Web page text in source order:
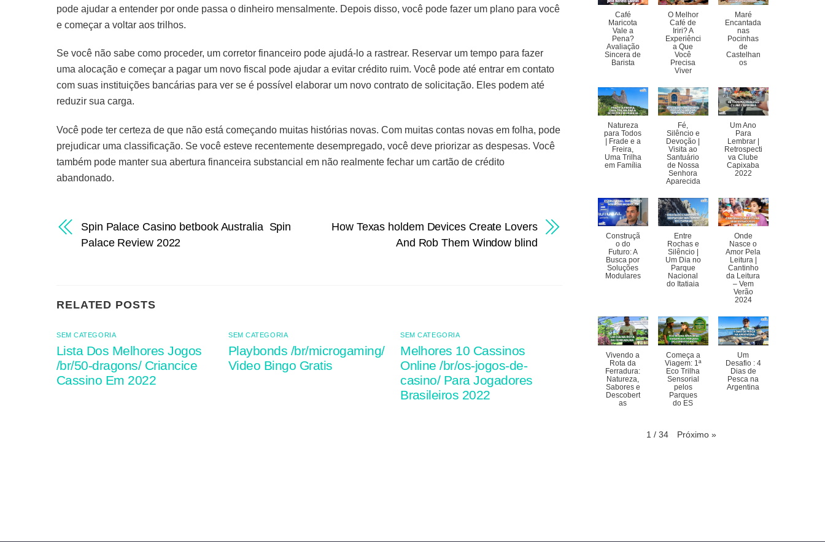
pode ajudar a entender por onde passa o dinheiro mensalmente. Depois disso, você pode fazer um plano para você
e começar a voltar aos trilhos.
Se você não sabe como proceder, um corretor financeiro pode ajudá-lo a rastrear. Reservar um tempo para fazer
uma alocação e começar a pagar um novo fiscal pode ajudar a evitar crédito ruim. Você pode até entrar em contato
com suas instituições bancárias para ver se é possível elaborar um novo contrato de solicitação. Eles podem até
reduzir sua carga.
Você pode ter certeza de que não está começando muitas histórias novas. Com muitas contas novas em folha, pode
prejudicar uma classificação. Se você esteve recentemente desempregado, você deve priorizar as despesas. Você
também pode manter sua abertura financeira substancial em não realmente fechar um cartão de crédito
abandonado.
Spin Palace Casino betbook Australia ️ Spin
Palace Review 2022
How Texas holdem Devices Create Lovers
And Rob Them Window blind
RELATED POSTS
SEM CATEGORIA
Lista Dos Melhores Jogos
/br/50-dragons/ Criancice
Cassino Em 2022
SEM CATEGORIA
Playbonds /br/microgaming/
Video Bingo Gratis
SEM CATEGORIA
Melhores 10 Cassinos
Online /br/os-jogos-de-
casino/ Para Jogadores
Brasileiros 2022
Café
Maricota
Vale a
Pena?
Avaliação
Sincera de
Barista
O Melhor
Café de
Iriri? A
Experiênci
a Que
Você
Precisa
Viver
Maré
Encantada
nas
Pocinhas
de
Castelhan
os
Natureza
para Todos
| Frade e a
Freira,
Uma Trilha
em Família
Fé,
Silêncio e
Devoção |
Visita ao
Santuário
de Nossa
Senhora
Aparecida
Um Ano
Para
Lembrar |
Retrospecti
va Clube
Capixaba
2022
Construçã
o do
Futuro: A
Busca por
Soluções
Modulares
Entre
Rochas e
Silêncio |
Um Dia no
Parque
Nacional
do Itatiaia
Onde
Nasce o
Amor Pela
Leitura |
Cantinho
da Leitura
– Vem
Verão
2024
Vivendo a
Rota da
Ferradura:
Natureza,
Sabores e
Descobert
as
Começa a
Viagem: 1ª
Eco Trilha
Sensorial
pelos
Parques
do ES
Um
Desafio : 4
Dias de
Pesca na
Argentina
1 / 34 Próximo »